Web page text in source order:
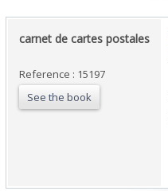
‎carnet de cartes postales
Reference : 15197
See the book